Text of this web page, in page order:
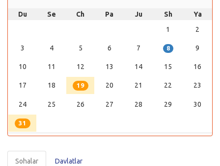
Du Se Ch Pa Ju Sh
Ya
1
2
3 4 5 6 7 8 9
10 11 12 13 14 15 16
17 18 19 20 21 22 23
24 25 26 27 28 29 30
31
Sohalar Davlatlar